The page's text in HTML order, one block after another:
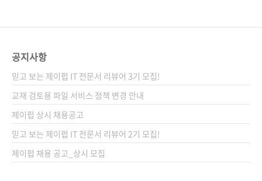
입니다. 그만큼 스프링 개발자들로부터 큰 호응
은 에이콘 출판사에서 번역 출간되었고, 2판은
ITC 출판사에서 번역되어 제법 많이 판매된 것
으로 알고 있습니다. 지금 서점에서 보니 1판이
아직도 판매되고 있네요. 에이콘 출판사에 살짝
미안하네요.. 아무튼 이제 스프링..
공지사항
믿고 보는 제이펍 IT 전문서 리뷰어 3기 모집!
교재 검토용 파일 서비스 정책 변경 안내
제이펍 상시 채용공고
믿고 보는 제이펍 IT 전문서 리뷰어 2기 모집!
제이펍 채용 공고_상시 모집